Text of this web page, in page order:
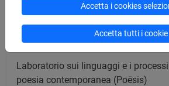
Laboratorio sulla traduzione delle
Laboratorio sui linguaggi e i
poesia contemporanea (Poēsis)
Accetta i cookies
Accetta tutti i cookie